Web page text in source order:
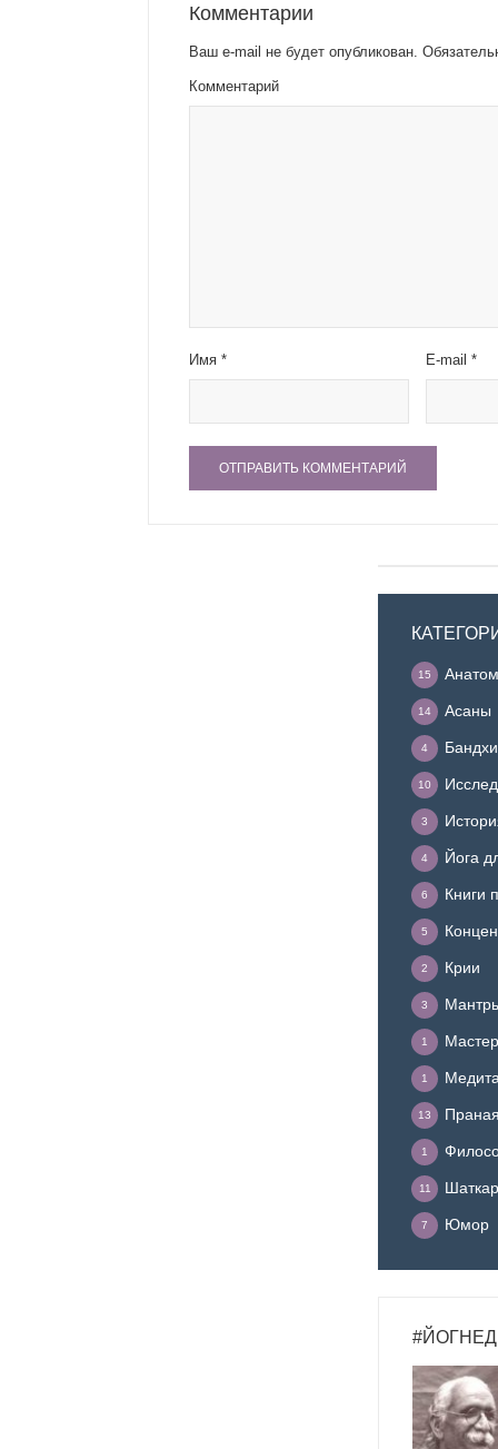
Комментарии
Ваш e-mail не будет опубликован.
Комментарий
Имя * E-mail*
15
Асаны
14
Бандхи
4
10
3
Йога
4
Книги
6
5
Крии
2
3
1
1
13
1
11
Юмор
7